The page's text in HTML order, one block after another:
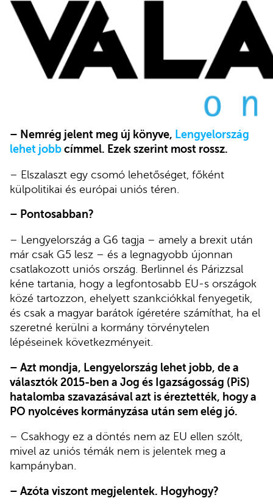
– Nemrég jelent meg új könyve, Lengyelország
lehet jobb címmel. Ezek szerint most rossz.
– Elszalaszt egy csomó lehetőséget, főként
külpolitikai és európai uniós téren.
– Pontosabban?
– Lengyelország a G6 tagja – amely a brexit után
már csak G5 lesz – és a legnagyobb újonnan
csatlakozott uniós ország. Berlinnel és Párizzsal
kéne tartania, hogy a legfontosabb EU-s országok
közé tartozzon, ehelyett szankciókkal fenyegetik,
és csak a magyar barátok ígéretére számíthat, ha el
szeretné kerülni a kormány törvénytelen
lépéseinek következményeit.
– Azt mondja, Lengyelország lehet jobb, de a
választók 2015-ben a Jog és Igazságosság (PiS)
hatalomba szavazásával azt is éreztették, hogy a
PO nyolcéves kormányzása után sem elég jó.
– Csakhogy ez a döntés nem az EU ellen szólt,
mivel az uniós témák nem is jelentek meg a
kampányban.
– Azóta viszont megjelentek. Hogyhogy?